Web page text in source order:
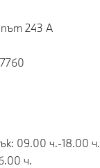
243 А
09.00 ч.-18.00 ч.
ч.